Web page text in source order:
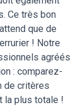
Ce très bon
que de
! Notre
agréés
: comparez-
de critères
la plus totale !